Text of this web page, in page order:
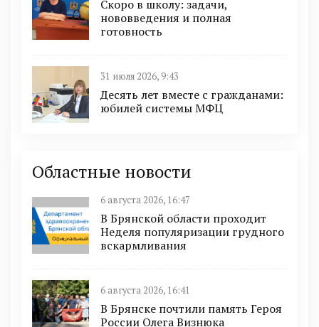
Скоро в школу: задачи,
нововведения и полная
готовность
31 июля 2026, 9:43
Десять лет вместе с гражданами:
юбилей системы МФЦ
Областные новости
6 августа 2026, 16:47
В Брянской области проходит
Неделя популяризации грудного
вскармливания
6 августа 2026, 16:41
В Брянске почтили память Героя
России Олега Визнюка